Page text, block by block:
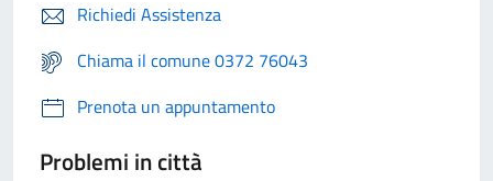
Richiedi Assistenza
Chiama il comune 0372 76043
Prenota un appuntamento
Problemi in città